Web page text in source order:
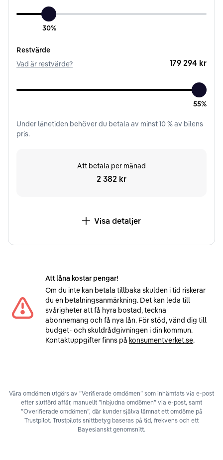
30%
Restvärde
Vad är restvärde?
179 294 kr
55%
Under lånetiden behöver du betala av minst10% av bilens
pris.
Att betala per månad
2 382 kr
Visa detaljer
Att låna kostar pengar!
Om du inte kan betala tillbaka skulden i tid riskerar
du en betalningsanmärkning. Det kan leda till
svårigheter att få hyra bostad, teckna
abonnemang och få nya lån. För stöd, vänd dig till
budget- och skuldrådgivningen i din kommun.
Kontaktuppgifter finns på konsumentverket.se.
Våra omdömen utgörs av ”Verifierade omdömen” som inhämtats via e-post
efter slutförd affär, manuellt ”Inbjudna omdömen” via e-post, samt
”Overifierade omdömen”, där kunder själva lämnat ett omdöme på
Trustpilot. Trustpilots snittbetyg baseras på tid, frekvens och ett
Bayesianskt genomsnitt.